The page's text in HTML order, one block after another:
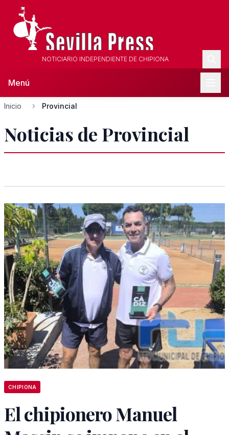
NOTICIARIO INDEPENDIENTE DE CHIPIONA
Menú
Inicio Provincial
Noticias de Provincial
CHIPIONA
El chipionero Manuel